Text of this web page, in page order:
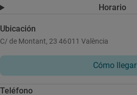
Horario
Ubicación
C/ de Montant, 23 46011 València
Cómo llegar
Teléfono